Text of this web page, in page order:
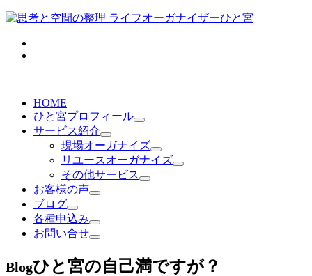
HOME
ひと宮プロフィール
サービス紹介
現場オーガナイズ
リユースオーガナイズ
その他サービス
お客様の声
ブログ
各種申込み
お問い合せ
Blogひと宮の自己満ですが？